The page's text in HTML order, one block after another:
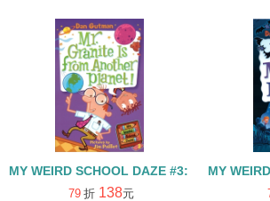
MY WEIRD SCHOOL DAZE #3: MR.
79 折 138元
MY